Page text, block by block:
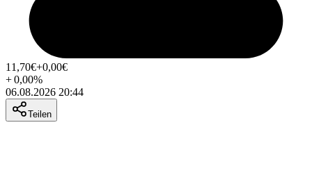
11,70€+0,00€
+0,00%
06.08.2026 20:44
Teilen